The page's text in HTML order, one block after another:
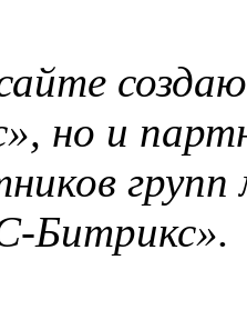
но и
Битрикс».